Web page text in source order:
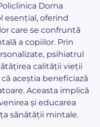
Dorna
esențial, oferind
care se confruntă
a copiilor. Prin
psihiatrul
calității vieții
aceștia beneficiază
Aceasta implică
și educarea
sănătății mintale.